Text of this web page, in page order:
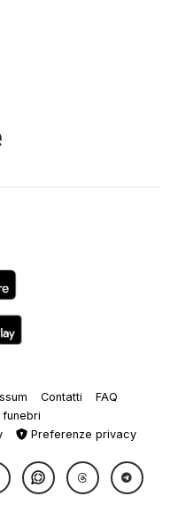
Contatti
FAQ
funebri
Preferenze privacy